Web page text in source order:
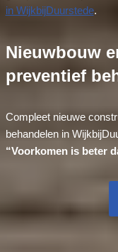
in WijkbijDuurstede.
Nieuwbouw
preventief
Compleet nieuwe
behandelen in
“Voorkomen is beter